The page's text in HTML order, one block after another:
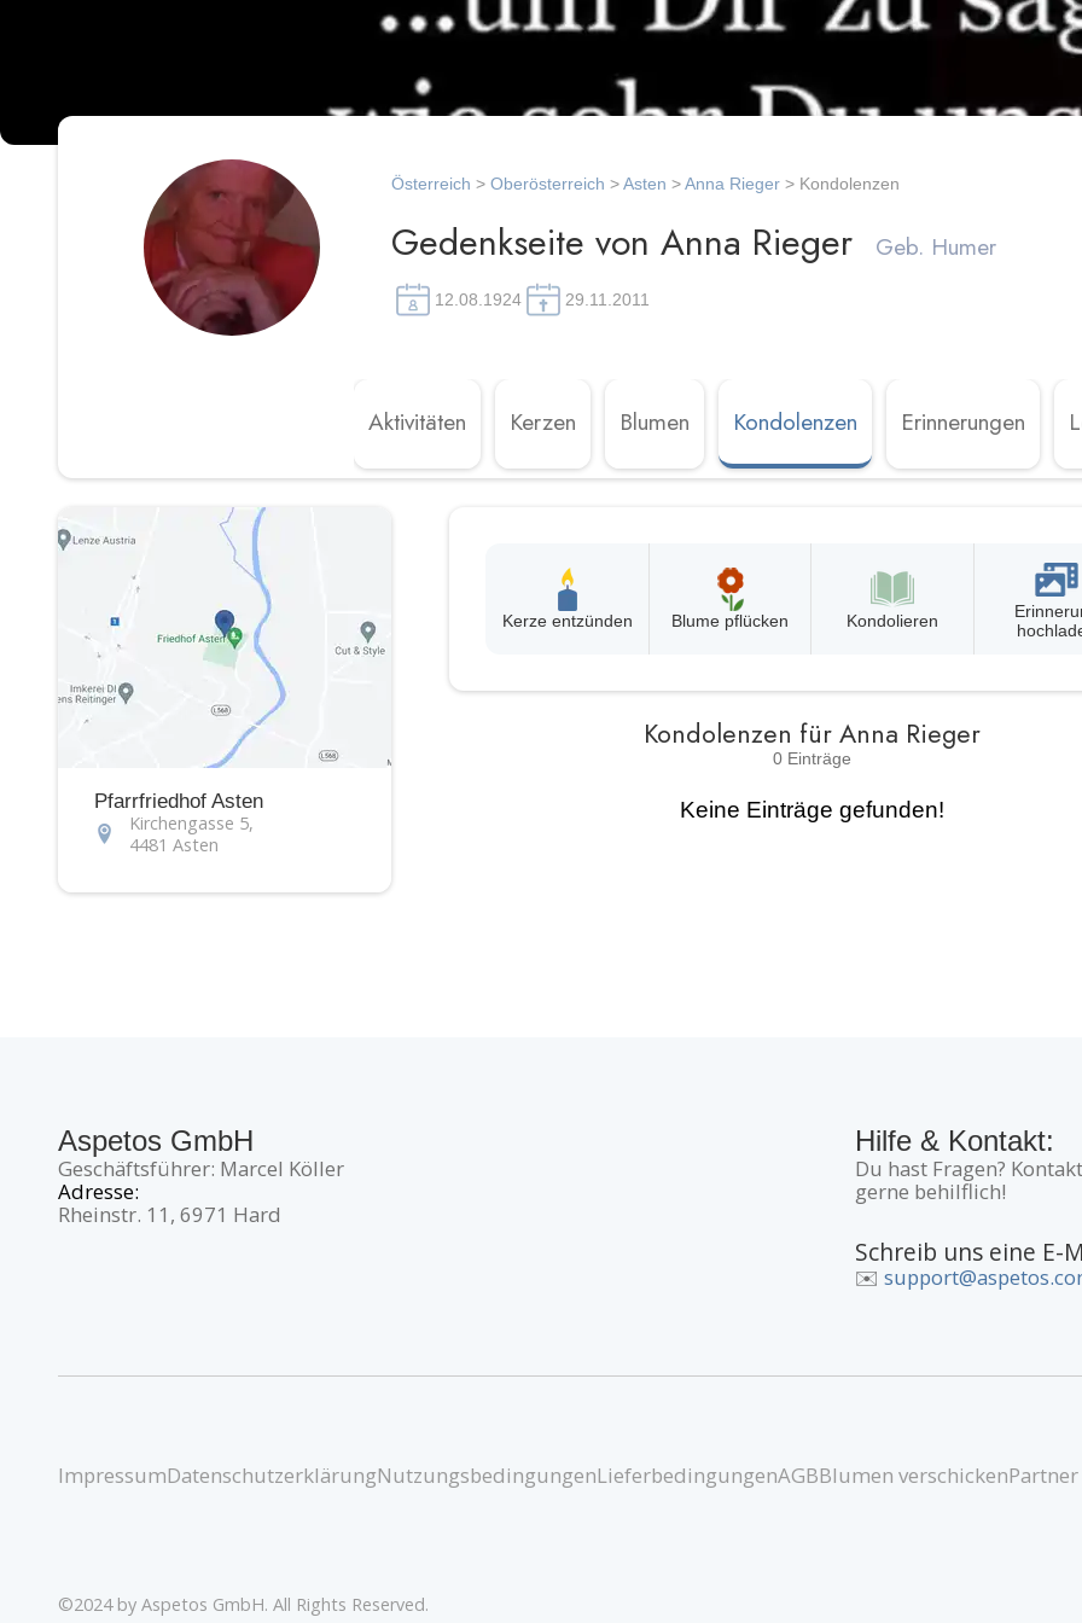
Österreich > Oberösterreich >Asten >Anna Rieger > Kondolenzen
Gedenkseite von Anna Rieger Geb. Humer
12.08.1924 29.11.2011
Aktivitäten Kerzen Blumen Kondolenzen Erinnerungen
Pfarrfriedhof Asten
Kirchengasse 5,
4481 Asten
Kerze entzünden Blume pflücken Kondolieren
Kondolenzen für Anna Rieger
0 Einträge
Keine Einträge gefunden!
Aspetos GmbH
Geschäftsführer: Marcel Köller
Adresse:
Rheinstr. 11, 6971 Hard
Hilfe & Kontakt:
Du hast Fragen?
gerne behilflich!
Schreib uns eine E-
✉️
ImpressumDatenschutzerklärungNutzungsbedingungenLieferbedingungenAGBBlumen verschicken
©2024 by Aspetos GmbH. All Rights Reserved.